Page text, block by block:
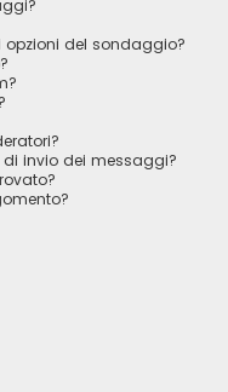
opzioni del sondaggio?
di invio dei messaggi?